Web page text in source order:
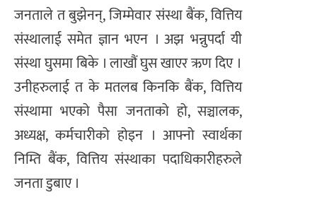
जनताले त बुझेनन्, जिम्मेवार संस्था बैंक, वित्तिय
संस्थालाई समेत ज्ञान भएन । अझ भन्नुपर्दा यी
संस्था घुसमा बिके । लाखौं घुस खाएर ऋण दिए ।
उनीहरुलाई त के मतलब किनकि बैंक, वित्तिय
संस्थामा भएको पैसा जनताको हो, सञ्चालक,
अध्यक्ष, कर्मचारीको होइन । आफ्नो स्वार्थका
निम्ति बैंक, वित्तिय संस्थाका पदाधिकारीहरुले
जनता डुबाए ।